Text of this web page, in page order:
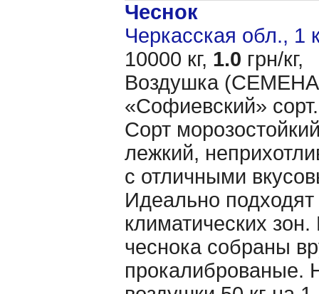
Чеснок
Черкасская обл., 1
10000 кг, 1.0 грн/кг,
Воздушка (CЕМЕНА
«Cофиевский»
Сорт
лежкий,
с отличными
Идеально
климатических
чеснока собраны
прокалиброваные.